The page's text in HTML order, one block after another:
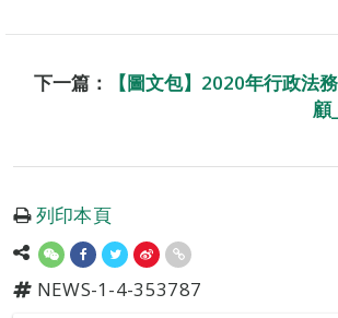
下一篇：
【圖文包】2020年行政法
顧
列印本頁
NEWS-1-4-353787